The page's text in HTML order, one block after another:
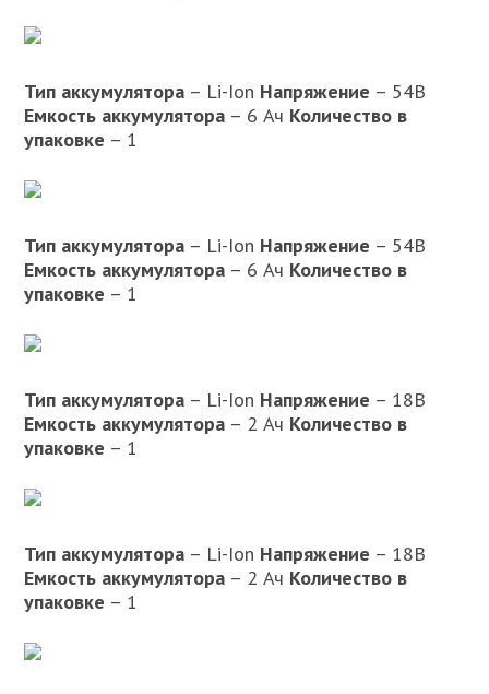
Тип аккумулятора – Li-Ion Напряжение – 54В
Емкость аккумулятора – 6 Ач Количество в
упаковке – 1
Тип аккумулятора – Li-Ion Напряжение – 54В
Емкость аккумулятора – 6 Ач Количество в
упаковке – 1
Тип аккумулятора – Li-Ion Напряжение – 18В
Емкость аккумулятора – 2 Ач Количество в
упаковке – 1
Тип аккумулятора – Li-Ion Напряжение – 18В
Емкость аккумулятора – 2 Ач Количество в
упаковке – 1